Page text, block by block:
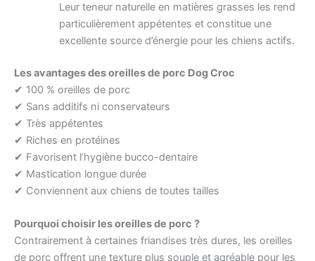
Leur teneur naturelle en matières grasses les rend
particulièrement appétentes et constitue une
excellente source d’énergie pour les chiens actifs.
Les avantages des oreilles de porc Dog Croc
✔ 100 % oreilles de porc
✔ Sans additifs ni conservateurs
✔ Très appétentes
✔ Riches en protéines
✔ Favorisent l’hygiène bucco-dentaire
✔ Mastication longue durée
✔ Conviennent aux chiens de toutes tailles
Pourquoi choisir les oreilles de porc ?
Contrairement à certaines friandises très dures, les oreilles
de porc offrent une texture plus souple et agréable pour les